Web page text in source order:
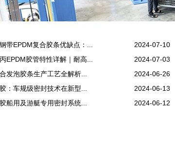
带EPDM复合胶条优缺点：... 2024-07-10
EPDM胶管特性详解｜耐高...
2024-07-03
发泡胶条生产工艺全解析...
2024-06-26
：车规级密封技术在新型...
2024-06-13
船用及游艇专用密封系统...
2024-06-12